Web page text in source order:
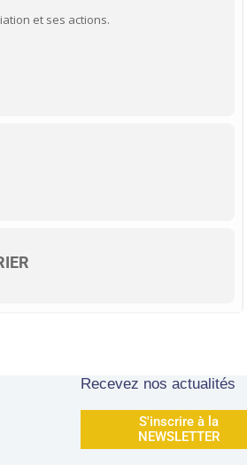
et ses actions.
Recevez nos actualités
S'inscrire à la
NEWSLETTER